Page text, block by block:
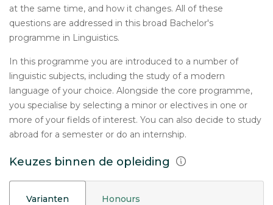
at the same time, and how it changes. All of these
questions are addressed in this broad Bachelor's
programme in Linguistics.
In this programme you are introduced to a number of
linguistic subjects, including the study of a modern
language of your choice. Alongside the core programme,
you specialise by selecting a minor or electives in one or
more of your fields of interest. You can also decide to study
abroad for a semester or do an internship.
Keuzes binnen de opleiding
Varianten Honours